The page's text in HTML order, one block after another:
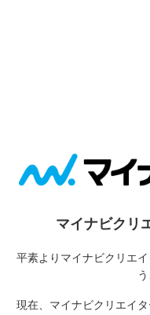
マイナビクリ
平素よりマイナビクリエ
現在、マイナビクリエイ